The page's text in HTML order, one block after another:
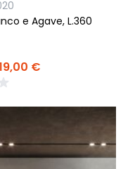
e Agave, L.360
€